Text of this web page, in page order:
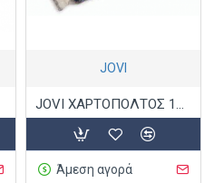
JOVI
JOVI ΧΑΡΤΟΠΟΛΤΟΣ 170gr PATMACHE
Άμεση αγορά